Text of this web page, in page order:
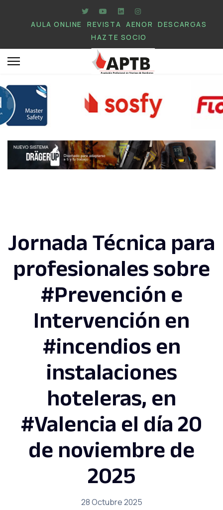
AULA ONLINE REVISTA AENOR
DESCARGAS
HAZTE SOCIO
Jornada Técnica para
profesionales sobre
#Prevención e
Intervención en
#incendios en
instalaciones
hoteleras, en
#Valencia el día 20
de noviembre de
2025
28 Octubre 2025